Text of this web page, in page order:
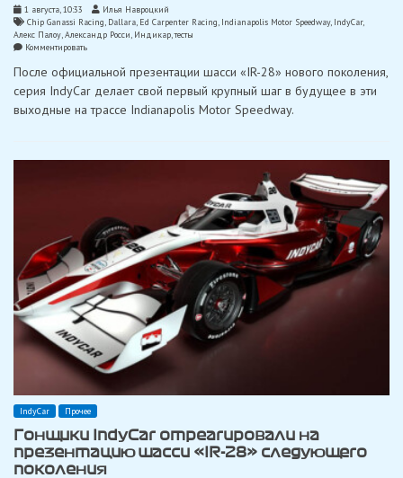
1 августа, 10:33
Илья Навроцкий
Chip Ganassi Racing, Dallara, Ed Carpenter Racing, Indianapolis Motor Speedway, IndyCar,
Алекс Палоу,Александр Росси, Индикар,тесты
Комментироватьon
и
проведут
первые
IR-
После официальной презентации шасси «IR-28» нового поколения,
серия IndyCar делает свой первый крупный шаг в будущее в эти
выходные на трассе Indianapolis Motor Speedway.
IndyCar Прочее
Гонщики IndyCar отреагировали на
презентацию шасси «IR-28» следующего
поколения